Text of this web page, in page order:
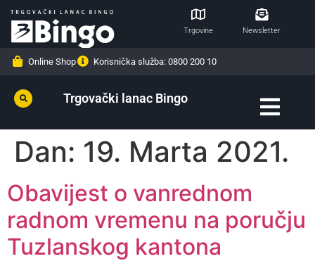
Trgovine Newsletter
Online Shop Korisnička služba: 0800 200 10
Trgovački lanac Bingo
Dan: 19. Marta 2021.
Obavijest o vanrednom
radnom vremenu na poručju
Tuzlanskog kantona